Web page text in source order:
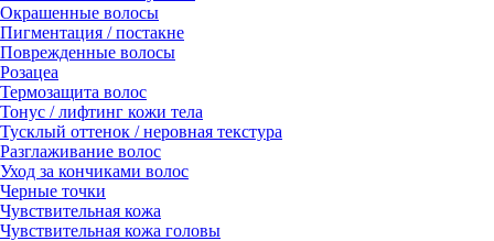
Окрашенные волосы
Пигментация / постакне
Поврежденные волосы
Розацеа
Термозащита волос
Тонус / лифтинг кожи тела
Тусклый оттенок / неровная текстура
Разглаживание волос
Уход за кончиками волос
Черные точки
Чувствительная кожа
Чувствительная кожа головы